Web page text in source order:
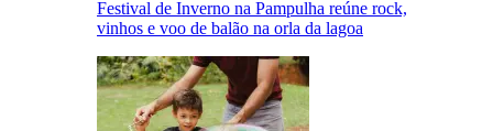
Festival de Inverno na Pampulha reúne rock,
vinhos e voo de balão na orla da lagoa